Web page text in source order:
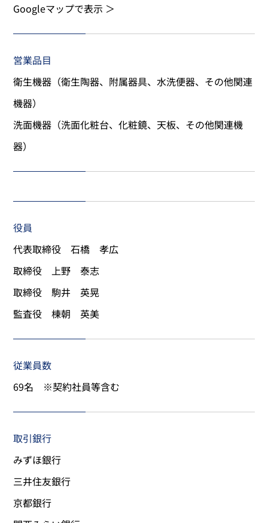
Googleマップで表示 ＞
営業品目
衛生機器（衛生陶器、附属器具、水洗便器、その他関連
機器）
洗面機器（洗面化粧台、化粧鏡、天板、その他関連機
器）
役員
代表取締役 石橋 孝広
取締役 上野 泰志
取締役 駒井 英晃
監査役 棟朝 英美
従業員数
69名 ※契約社員等含む
取引銀行
みずほ銀行
三井住友銀行
京都銀行